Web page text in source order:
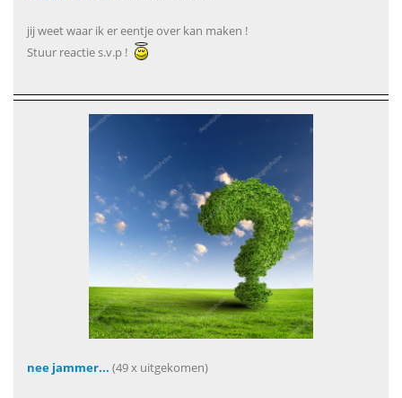
jij weet waar ik er eentje over kan maken !
Stuur reactie s.v.p !
nee jammer... (49 x uitgekomen)